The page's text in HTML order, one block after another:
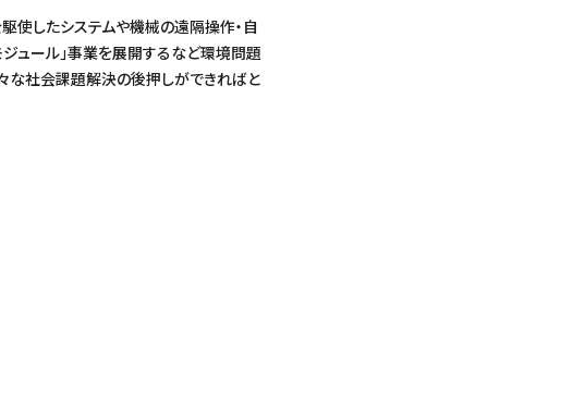
使したシステムや機械の遠隔操作・自
ュール」事業を展開するなど環境問題
な社会課題解決の後押しができればと